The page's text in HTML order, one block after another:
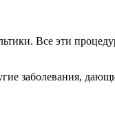
Все эти
заболевания,